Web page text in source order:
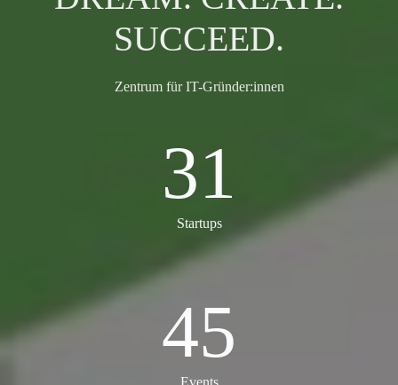
SUCCEED.
Zentrum für IT-Gründer:innen
31
Startups
45
Events